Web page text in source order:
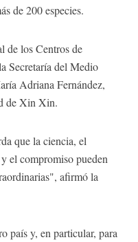
de 200 especies.
de los Centros de
Secretaría del Medio
Adriana Fernández,
de Xin Xin.
que la ciencia, el
el compromiso pueden
afirmó la
país y, en particular, para